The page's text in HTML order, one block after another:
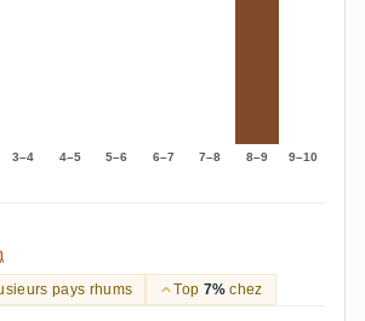
3–4 4–5 5–6 6–7 7–8 8–9 9–10
pays rhums Top 7% chez